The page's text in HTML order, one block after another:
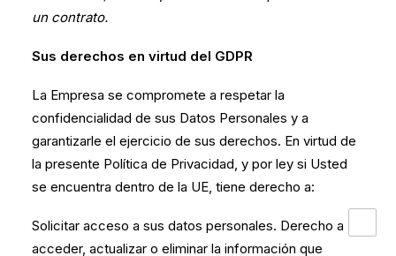
un contrato.
Sus derechos en virtud del GDPR
La Empresa se compromete a respetar la
confidencialidad de sus Datos Personales y a
garantizarle el ejercicio de sus derechos. En virtud de
la presente Política de Privacidad, y por ley si Usted
se encuentra dentro de la UE, tiene derecho a:
Solicitar acceso a sus datos personales. Derecho a
acceder, actualizar o eliminar la información que